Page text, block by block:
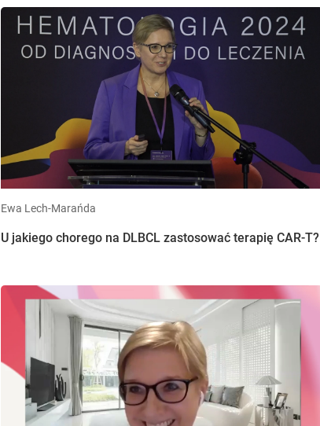
Ewa Lech-Marańda
U jakiego chorego na DLBCL zastosować terapię CAR-T?